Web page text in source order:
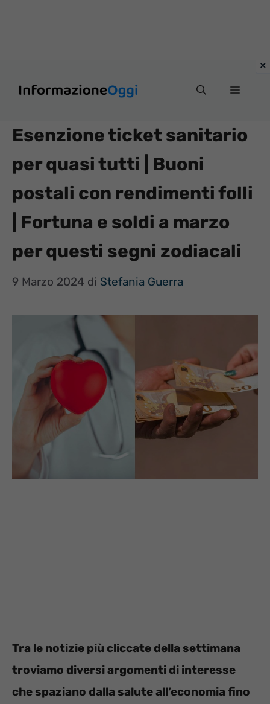
Menu
Esenzione ticket sanitario
per quasi tutti | Buoni
postali con rendimenti folli
| Fortuna e soldi a marzo
per questi segni zodiacali
9 Marzo 2024 di Stefania Guerra
Tra le notizie più cliccate della settimana
troviamo diversi argomenti di interesse
che spaziano dalla salute all’economia fino